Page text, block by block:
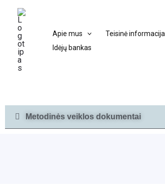
Pereiti
turinio
Apie mus Teisinė informacija
Idėjų bankas
Metodinės veiklos dokumentai